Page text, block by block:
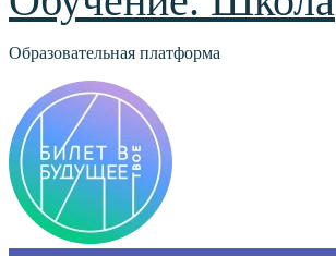
Образовательная платформа